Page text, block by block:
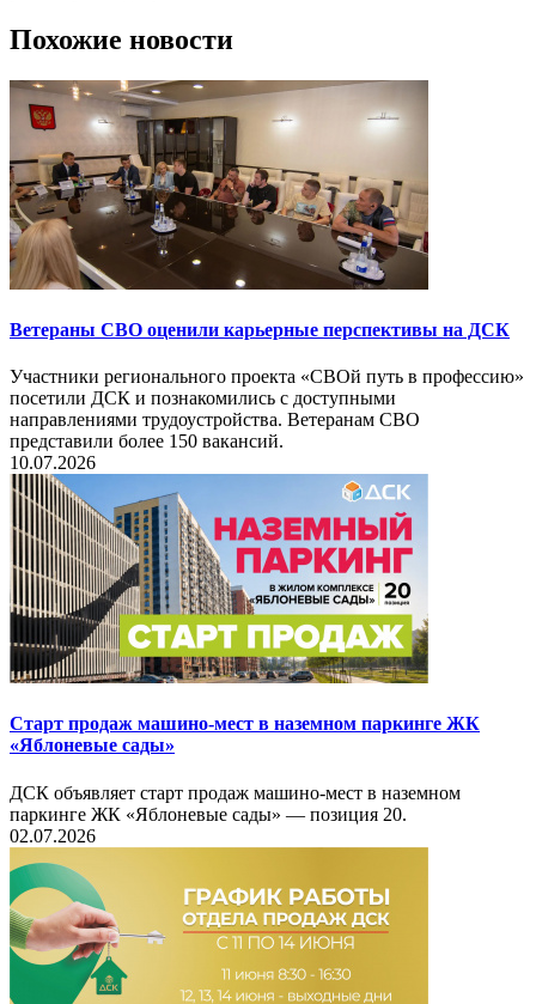
Похожие новости
Ветераны СВО оценили карьерные перспективы на ДСК
Участники регионального проекта «СВОй путь в профессию»
посетили ДСК и познакомились с доступными
направлениями трудоустройства. Ветеранам СВО
представили более 150 вакансий.
10.07.2026
Старт продаж машино-мест в наземном паркинге ЖК
«Яблоневые сады»
ДСК объявляет старт продаж машино-мест в наземном
паркинге ЖК «Яблоневые сады» — позиция 20.
02.07.2026